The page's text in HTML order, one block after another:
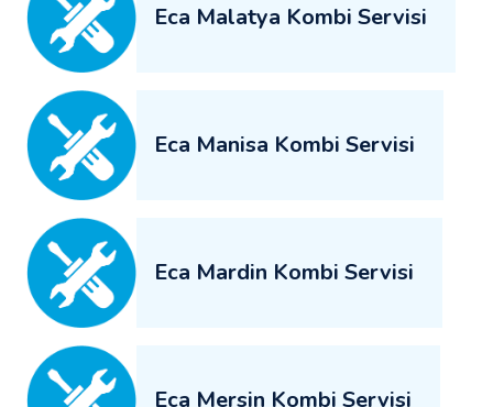
Eca Malatya Kombi Servisi
Eca Manisa Kombi Servisi
Eca Mardin Kombi Servisi
Eca Mersin Kombi Servisi